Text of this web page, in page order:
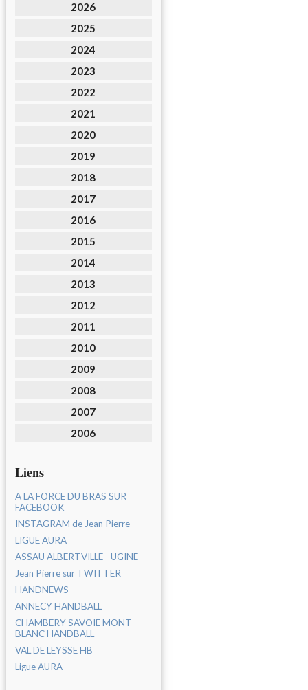
2026
2025
2024
2023
2022
2021
2020
2019
2018
2017
2016
2015
2014
2013
2012
2011
2010
2009
2008
2007
2006
Liens
A LA FORCE DU BRAS SUR
FACEBOOK
INSTAGRAM de Jean Pierre
LIGUE AURA
ASSAU ALBERTVILLE - UGINE
Jean Pierre sur TWITTER
HANDNEWS
ANNECY HANDBALL
CHAMBERY SAVOIE MONT-
BLANC HANDBALL
VAL DE LEYSSE HB
Ligue AURA